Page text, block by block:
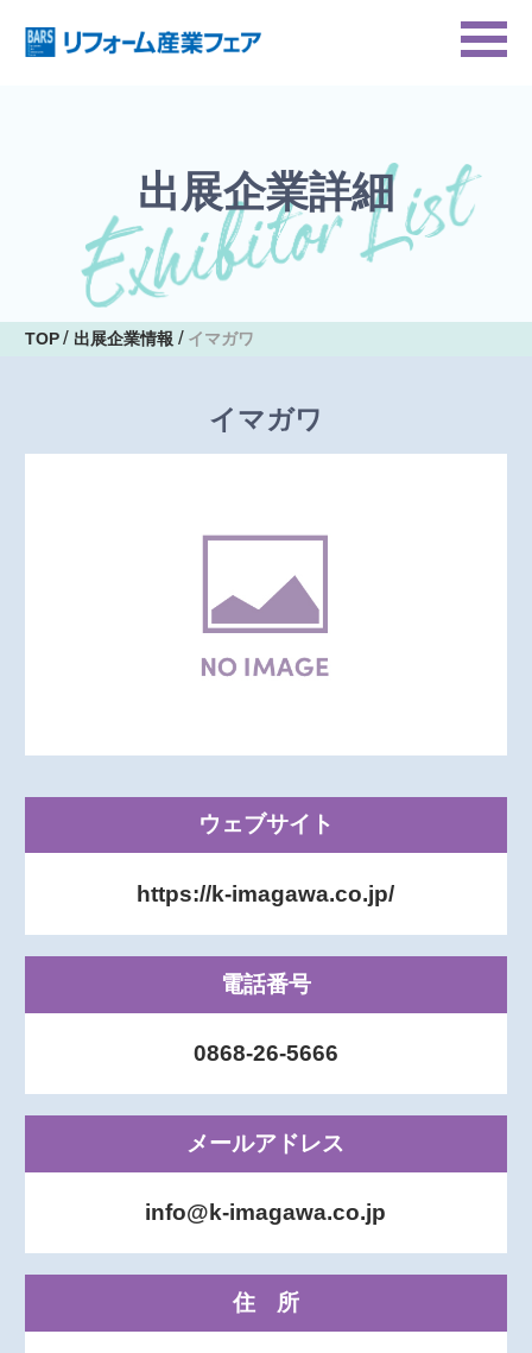
出展企業詳細
TOP 出展企業情報 イマガワ
イマガワ
ウェブサイト
https://k-imagawa.co.jp/
電話番号
0868-26-5666
メールアドレス
info@k-imagawa.co.jp
住所